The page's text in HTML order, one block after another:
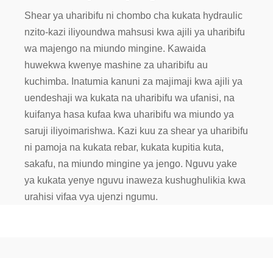
Shear ya uharibifu ni chombo cha kukata hydraulic
nzito-kazi iliyoundwa mahsusi kwa ajili ya uharibifu
wa majengo na miundo mingine. Kawaida
huwekwa kwenye mashine za uharibifu au
kuchimba. Inatumia kanuni za majimaji kwa ajili ya
uendeshaji wa kukata na uharibifu wa ufanisi, na
kuifanya hasa kufaa kwa uharibifu wa miundo ya
saruji iliyoimarishwa. Kazi kuu za shear ya uharibifu
ni pamoja na kukata rebar, kukata kupitia kuta,
sakafu, na miundo mingine ya jengo. Nguvu yake
ya kukata yenye nguvu inaweza kushughulikia kwa
urahisi vifaa vya ujenzi ngumu.